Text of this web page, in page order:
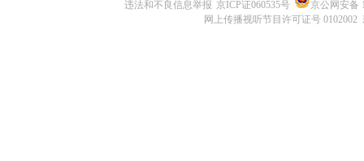
违法和不良信息举报 京ICP证060535号
京公网安备
网上传播视听节目许可证号 0102002